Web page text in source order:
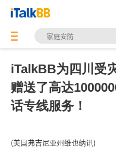
iTalkBB为四川受
赠送了高达
话专线服务！
(美国弗吉尼亚州维也纳讯)